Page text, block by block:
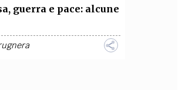
guerra e pace: alcune